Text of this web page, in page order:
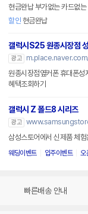
현금완납 부가없는 카드없는
할인 현금완납
갤럭시S25 원종시장점
광고
원종시장점옆커폰 휴대폰
혜택조회하기
갤럭시 Z 폴드8 시리즈
광고
삼성스토어에서 신제품 체
웨딩이벤트 입주이벤트 오
빠른배송 안내